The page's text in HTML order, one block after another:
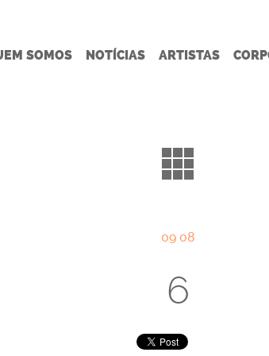
SOMOS NOTÍCIAS ARTISTAS
09 08
6